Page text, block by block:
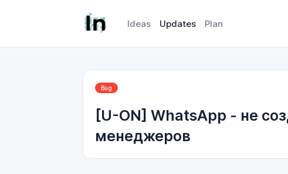
Ideas Updates Plan
Bug
[U-ON] WhatsApp - не
менеджеров